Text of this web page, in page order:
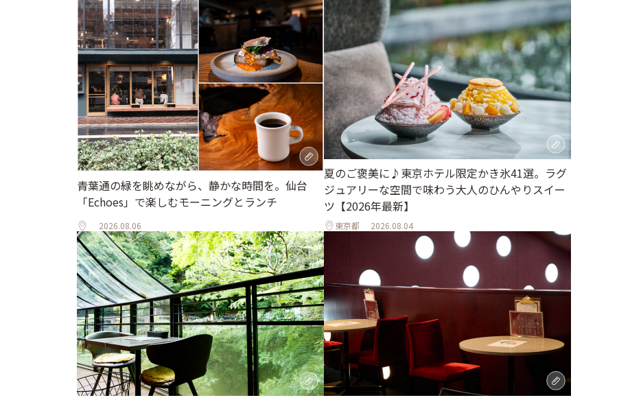
青葉通の緑を眺めながら、静かな時間を。仙台
「Echoes」で楽しむモーニングとランチ
2026.08.06
夏のご褒美に♪東京ホテル限定かき氷41選。ラグ
ジュアリーな空間で味わう大人のひんやりスイー
ツ【2026年最新】
東京都 2026.08.04